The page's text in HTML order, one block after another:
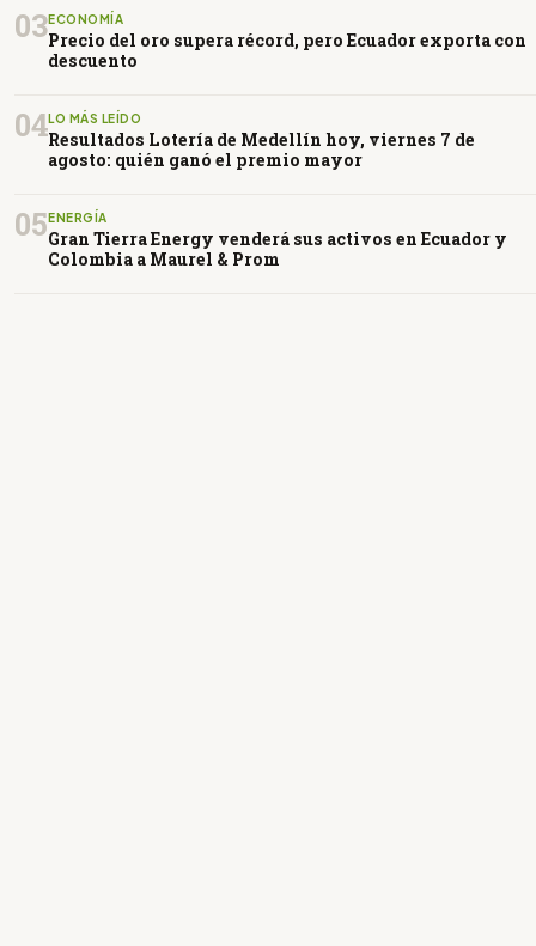
03ECONOMÍA
Precio del oro supera récord, pero Ecuador exporta con
descuento
04LO MÁS LEÍDO
Resultados Lotería de Medellín hoy, viernes 7 de
agosto: quién ganó el premio mayor
05 ENERGÍA
Gran Tierra Energy venderá sus activos en Ecuador y
Colombia a Maurel & Prom